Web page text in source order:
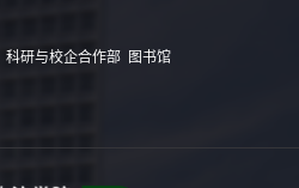
科研与校企合作部 图书馆